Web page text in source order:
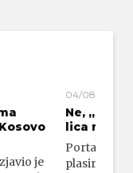
je
04/08/2026
Ne,
lica
Portal 24
plasirali su